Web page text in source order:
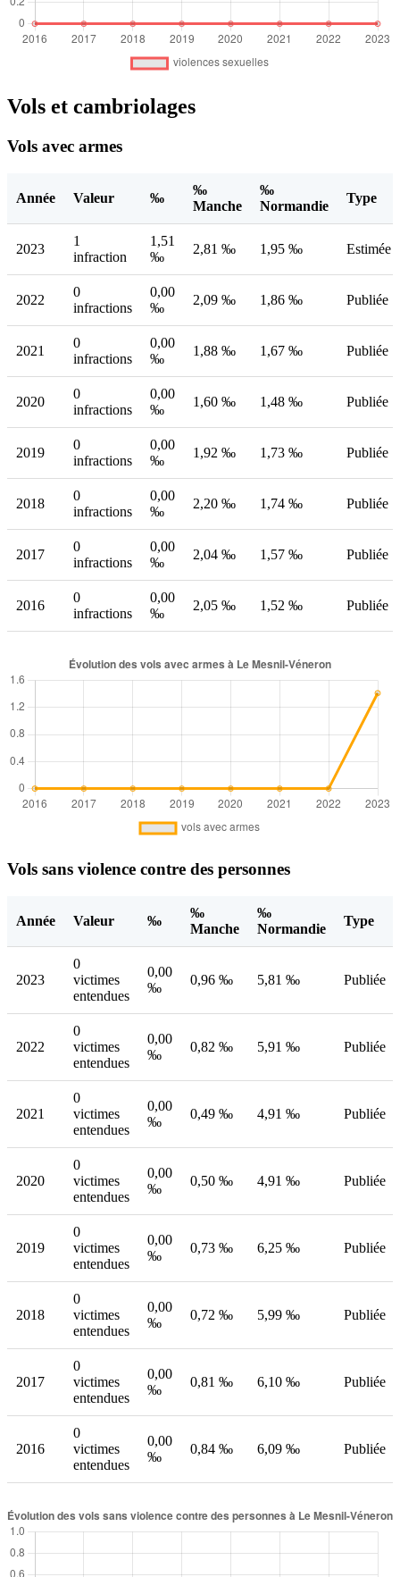
Vols et cambriolages
Vols avec armes
Année Valeur ‰
‰
Manche
‰
Normandie
Type
2023
1
infraction
1,51
‰
2,81 ‰ 1,95 ‰ Estimée
2022
0
infractions
0,00
‰
2,09 ‰ 1,86 ‰ Publiée
2021
0
infractions
0,00
‰
1,88 ‰ 1,67 ‰ Publiée
2020
0
infractions
0,00
‰
1,60 ‰ 1,48 ‰ Publiée
2019
0
infractions
0,00
‰
1,92 ‰ 1,73 ‰ Publiée
2018
0
infractions
0,00
‰
2,20 ‰ 1,74 ‰ Publiée
2017
0
infractions
0,00
‰
2,04 ‰ 1,57 ‰ Publiée
2016
0
infractions
0,00
‰
2,05 ‰ 1,52 ‰ Publiée
Vols sans violence contre des personnes
Année Valeur ‰
‰
Manche
‰
Normandie
Type
2023
0
victimes
entendues
0,00
‰
0,96 ‰ 5,81 ‰ Publiée
2022
0
victimes
entendues
0,00
‰
0,82 ‰ 5,91 ‰ Publiée
2021
0
victimes
entendues
0,00
‰
0,49 ‰ 4,91 ‰ Publiée
2020
0
victimes
entendues
0,00
‰
0,50 ‰ 4,91 ‰ Publiée
2019
0
victimes
entendues
0,00
‰
0,73 ‰ 6,25 ‰ Publiée
2018
0
victimes
entendues
0,00
‰
0,72 ‰ 5,99 ‰ Publiée
2017
0
victimes
entendues
0,00
‰
0,81 ‰ 6,10 ‰ Publiée
2016
0
victimes
entendues
0,00
‰
0,84 ‰ 6,09 ‰ Publiée